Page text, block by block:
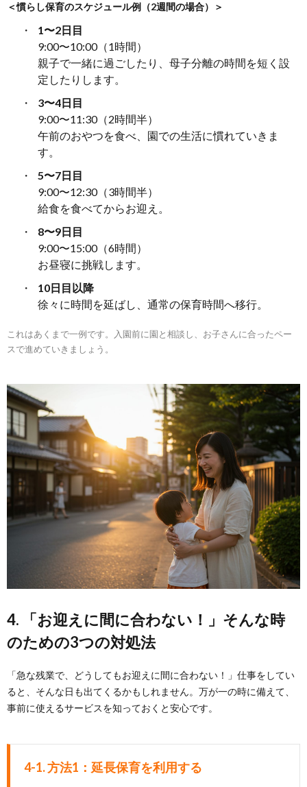
＜慣らし保育のスケジュール例（2週間の場合）＞
1〜2日目
9:00〜10:00（1時間）
親子で一緒に過ごしたり、母子分離の時間を短く設
定したりします。
3〜4日目
9:00〜11:30（2時間半）
午前のおやつを食べ、園での生活に慣れていきま
す。
5〜7日目
9:00〜12:30（3時間半）
給食を食べてからお迎え。
8〜9日目
9:00〜15:00（6時間）
お昼寝に挑戦します。
10日目以降
徐々に時間を延ばし、通常の保育時間へ移行。
これはあくまで一例です。入園前に園と相談し、お子さんに合ったペー
スで進めていきましょう。
4. 「お迎えに間に合わない！」そんな時
のための3つの対処法
「急な残業で、どうしてもお迎えに間に合わない！」仕事をしてい
ると、そんな日も出てくるかもしれません。万が一の時に備えて、
事前に使えるサービスを知っておくと安心です。
4-1. 方法1：延長保育を利用する